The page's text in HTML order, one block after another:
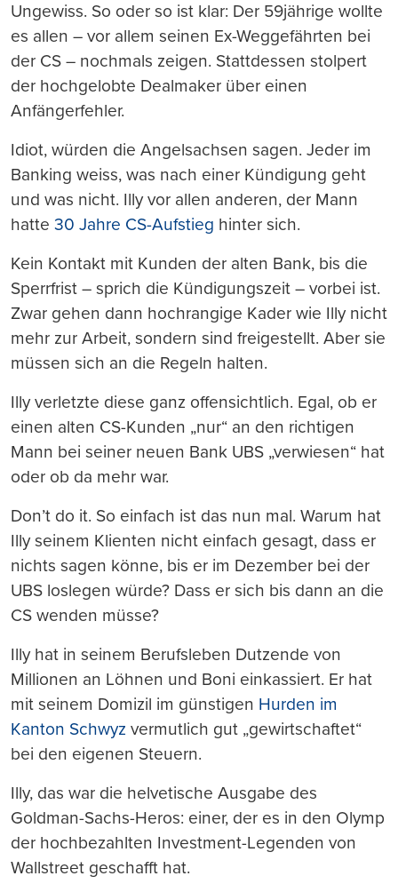
Ungewiss. So oder so ist klar: Der 59jährige wollte
es allen – vor allem seinen Ex-Weggefährten bei
der CS – nochmals zeigen. Stattdessen stolpert
der hochgelobte Dealmaker über einen
Anfängerfehler.
Idiot, würden die Angelsachsen sagen. Jeder im
Banking weiss, was nach einer Kündigung geht
und was nicht. Illy vor allen anderen, der Mann
hatte 30 Jahre CS-Aufstieg hinter sich.
Kein Kontakt mit Kunden der alten Bank, bis die
Sperrfrist – sprich die Kündigungszeit – vorbei ist.
Zwar gehen dann hochrangige Kader wie Illy nicht
mehr zur Arbeit, sondern sind freigestellt. Aber sie
müssen sich an die Regeln halten.
Illy verletzte diese ganz offensichtlich. Egal, ob er
einen alten CS-Kunden „nur“ an den richtigen
Mann bei seiner neuen Bank UBS „verwiesen“ hat
oder ob da mehr war.
Don’t do it. So einfach ist das nun mal. Warum hat
Illy seinem Klienten nicht einfach gesagt, dass er
nichts sagen könne, bis er im Dezember bei der
UBS loslegen würde? Dass er sich bis dann an die
CS wenden müsse?
Illy hat in seinem Berufsleben Dutzende von
Millionen an Löhnen und Boni einkassiert. Er hat
mit seinem Domizil im günstigen Hurden im
Kanton Schwyz vermutlich gut „gewirtschaftet“
bei den eigenen Steuern.
Illy, das war die helvetische Ausgabe des
Goldman-Sachs-Heros: einer, der es in den Olymp
der hochbezahlten Investment-Legenden von
Wallstreet geschafft hat.